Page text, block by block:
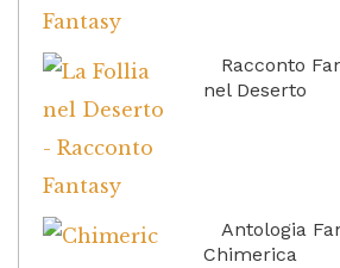
Racconto
nel Deserto
Antologia
Chimerica